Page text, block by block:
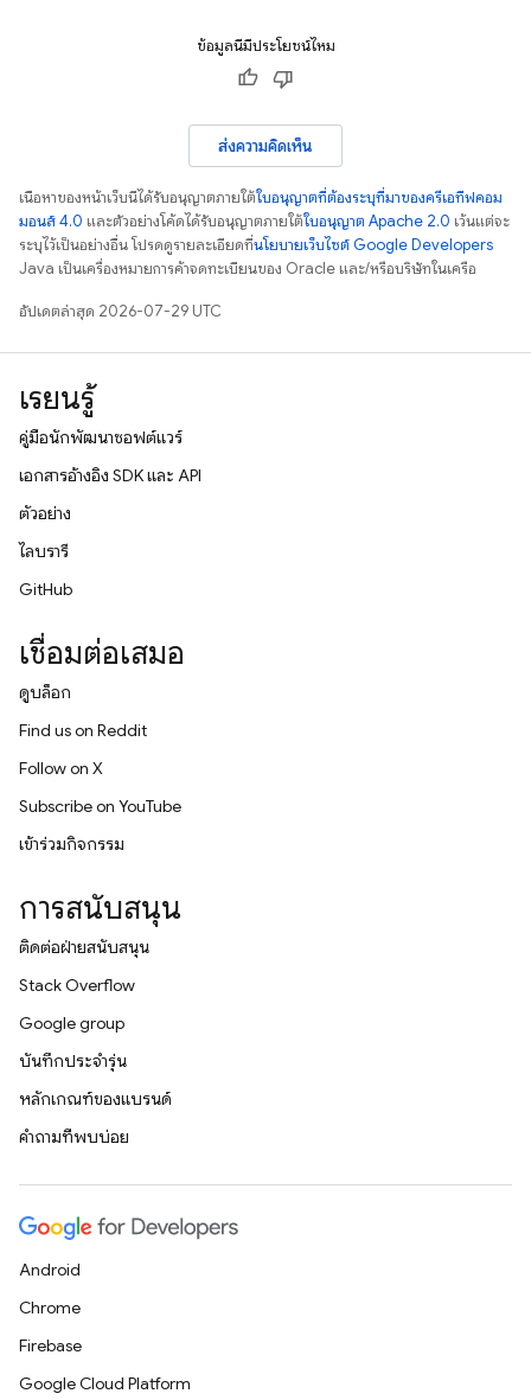
ข้อมูลนี้มีประโยชน์ไหม
ส่งความคิดเห็น
เนื้อหาของหน้าเว็บนี้ได้รับอนุญาตภายใต้ใบอนุญาตที่ต้องระบุที่มาของครีเอทีฟคอม
มอนส์ 4.0 และตัวอย่างโค้ดได้รับอนุญาตภายใต้ใบอนุญาต Apache 2.0 เว้นแต่จะ
ระบุไว้เป็นอย่างอื่น โปรดดูรายละเอียดที่นโยบายเว็บไซต์ Google Developers
Java เป็นเครื่องหมายการค้าจดทะเบียนของ Oracle และ/หรือบริษัทในเครือ
อัปเดตล่าสุด 2026-07-29 UTC
เรียนรู้
คู่มือนักพัฒนาซอฟต์แวร์
เอกสารอ้างอิง SDK และ API
ตัวอย่าง
ไลบรารี
GitHub
เชื่อมต่อเสมอ
ดูบล็อก
Find us on Reddit
Follow on X
Subscribe on YouTube
เข้าร่วมกิจกรรม
การสนับสนุน
ติดต่อฝ่ายสนับสนุน
Stack Overflow
Google group
บันทึกประจำรุ่น
หลักเกณฑ์ของแบรนด์
คำถามที่พบบ่อย
Android
Chrome
Firebase
Google Cloud Platform